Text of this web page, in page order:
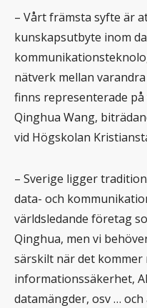
– Vårt främsta syfte är
kunskapsutbyte inom
nätverk mellan
finns representerade
Qinghua Wang,
vid Högskolan
– Sverige ligger
data- och
världsledande företag
Qinghua, men vi
särskilt när det kommer
informationssäkerhet,
datamängder, osv … och